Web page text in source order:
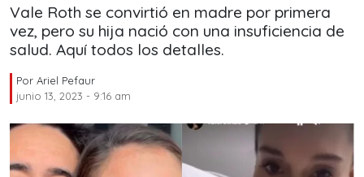
Vale Roth se convirtió en madre por primera
vez, pero su hija nació con una insuficiencia de
salud. Aquí todos los detalles.
Por Ariel Pefaur
junio 13, 2023 - 9:16 am